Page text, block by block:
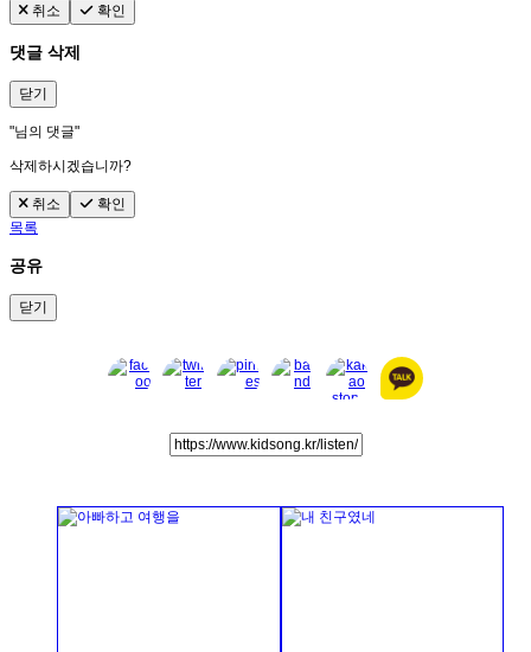
취소 확인
댓글 삭제
닫기
"님의 댓글"
삭제하시겠습니까?
취소
확인
목록
공유
닫기